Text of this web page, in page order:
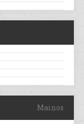
Mainos